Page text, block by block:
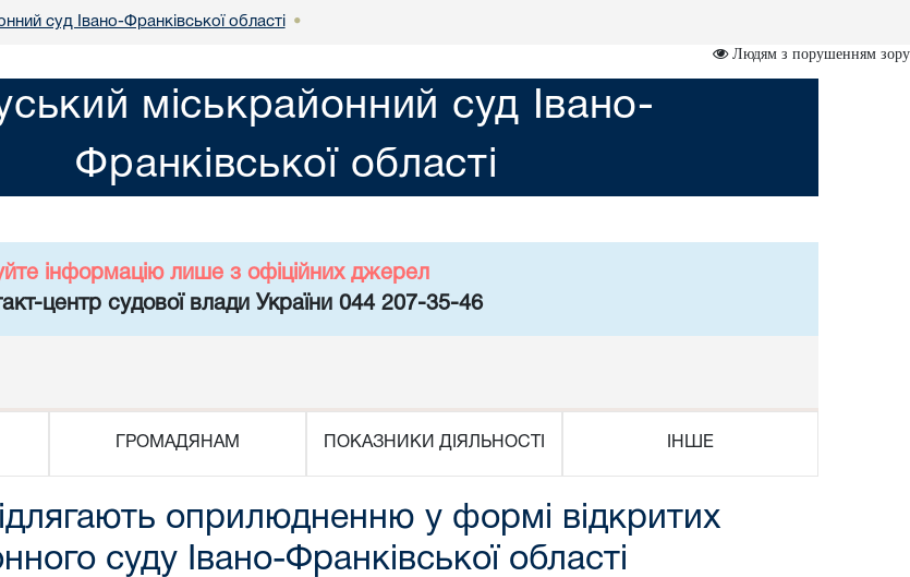
суд Івано-Франківської області •
Людям з порушенням зору
міськрайонний суд Івано-
Франківської області
інформацію лише з офіційних джерел
центр судової влади України 044 207-35-46
ГРОМАДЯНАМ ПОКАЗНИКИ ДІЯЛЬНОСТІ ІНШЕ
оприлюдненню у формі відкритих
суду Івано-Франківської області